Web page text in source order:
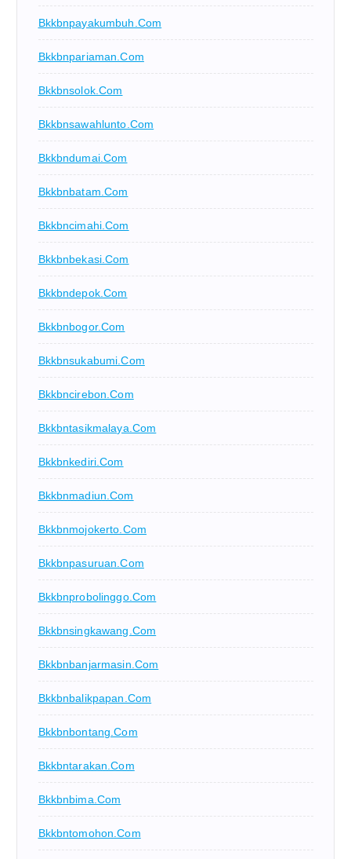
Bkkbnpayakumbuh.com
Bkkbnpariaman.com
Bkkbnsolok.com
Bkkbnsawahlunto.com
Bkkbndumai.com
Bkkbnbatam.com
Bkkbncimahi.com
Bkkbnbekasi.com
Bkkbndepok.com
Bkkbnbogor.com
Bkkbnsukabumi.com
Bkkbncirebon.com
Bkkbntasikmalaya.com
Bkkbnkediri.com
Bkkbnmadiun.com
Bkkbnmojokerto.com
Bkkbnpasuruan.com
Bkkbnprobolinggo.com
Bkkbnsingkawang.com
Bkkbnbanjarmasin.com
Bkkbnbalikpapan.com
Bkkbnbontang.com
Bkkbntarakan.com
Bkkbnbima.com
Bkkbntomohon.com